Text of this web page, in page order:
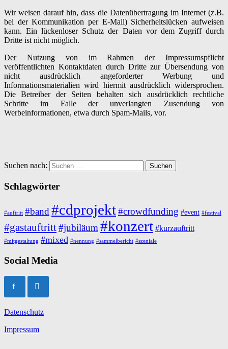
Wir weisen darauf hin, dass die Datenübertragung im Internet (z.B.
bei der Kommunikation per E-Mail) Sicherheitslücken aufweisen
kann. Ein lückenloser Schutz der Daten vor dem Zugriff durch
Dritte ist nicht möglich.
Der Nutzung von im Rahmen der Impressumspflicht
veröffentlichten Kontaktdaten durch Dritte zur Übersendung von
nicht ausdrücklich angeforderter Werbung und
Informationsmaterialien wird hiermit ausdrücklich widersprochen.
Die Betreiber der Seiten behalten sich ausdrücklich rechtliche
Schritte im Falle der unverlangten Zusendung von
Werbeinformationen, etwa durch Spam-Mails, vor.
Suchen nach:
Schlagwörter
#auftritt #band#cdprojekt#crowdfunding #event #festival
#gastauftritt#jubiläum#konzert #kurzauftritt
#mitgestaltung #mixed #nennung #sammelbericht #szeniale
Social Media
Datenschutz
Impressum